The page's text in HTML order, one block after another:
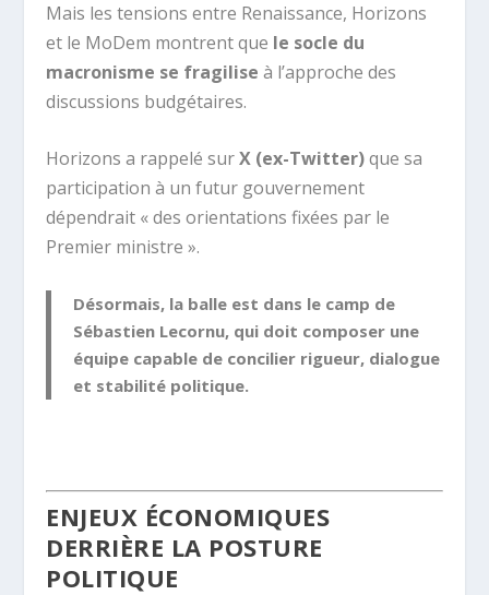
Mais les tensions entre Renaissance, Horizons
et le MoDem montrent que le socle du
macronisme se fragilise à l’approche des
discussions budgétaires.
Horizons a rappelé surX (ex-Twitter)que sa
participation à un futur gouvernement
dépendrait « des orientations fixées par le
Premier ministre ».
Désormais, la balle est dans le camp de
Sébastien Lecornu, qui doit composer une
équipe capable de concilier rigueur, dialogue
et stabilité politique.
ENJEUX ÉCONOMIQUES
DERRIÈRE LA POSTURE
POLITIQUE